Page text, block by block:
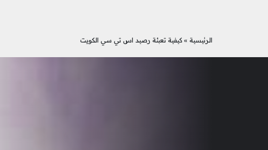
الرئيسية »كيفية تعبئة رصيد اس تي سي الكويت